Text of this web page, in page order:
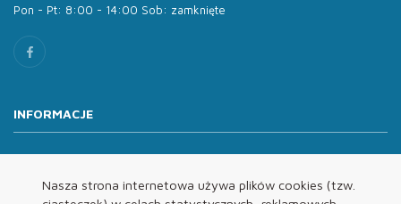
Nasza strona internetowa używa plików cookies (tzw.
Pon - Pt: 8:00 - 14:00 Sob: zamknięte
INFORMACJE
Oferta